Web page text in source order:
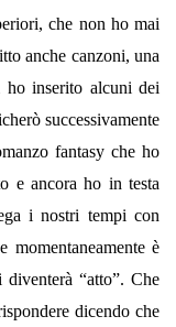
che non ho mai
anche canzoni, una
inserito alcuni dei
successivamente
fantasy che ho
e ancora ho in testa
i nostri tempi con
momentaneamente è
“atto”. Che
dicendo che